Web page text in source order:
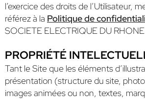
l’exercice des droits de l’Utilisateur,
référez à la Politique de
SOCIETE ELECTRIQUE DU
PROPRIÉTÉ
Tant le Site que les éléments
présentation (structure du site,
images animées ou non, textes,